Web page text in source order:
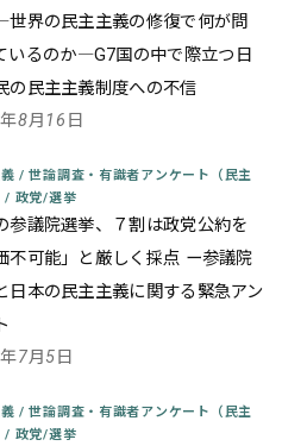
世界の民主主義の修復で何が問
いるのか―G7国の中で際立つ日
の民主主義制度への不信
8月16日
/ 世論調査・有識者アンケート（民主
/ 政党/選挙
参議院選挙、７割は政党公約を
不可能」と厳しく採点 ー参議院
日本の民主主義に関する緊急アン
7月5日
/ 世論調査・有識者アンケート（民主
/ 政党/選挙